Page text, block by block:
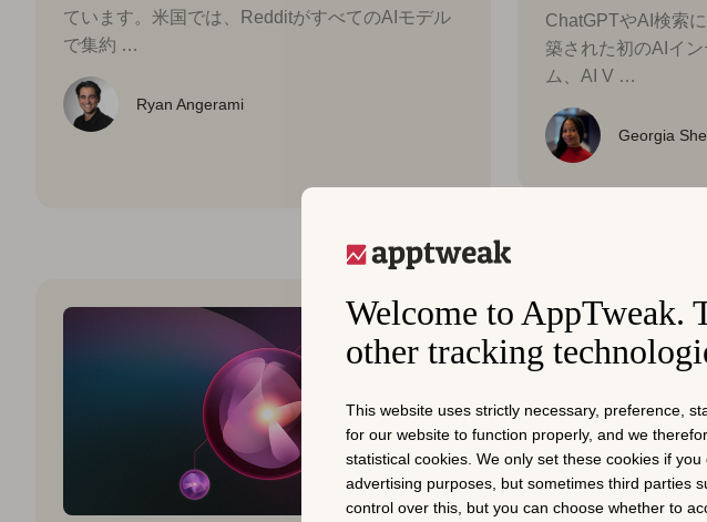
Welcome to AppTweak.
other tracking
This website uses strictly necessary, preference,
for our website to function properly, and we
statistical cookies. We only set these cookies if
advertising purposes, but sometimes third parties
control over this, but you can choose whether to
ています。米国では、RedditがすべてのAIモデル
で集約 …
Ryan Angerami
ChatGPTやAI検索
築された初のAIイ
ム、AI V …
Georgia